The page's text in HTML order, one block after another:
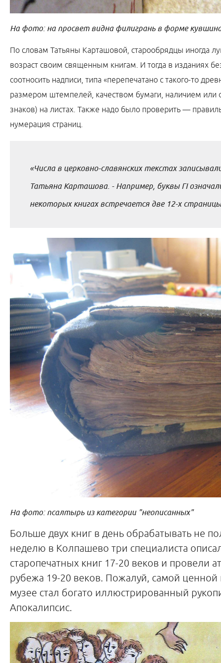
На фото: на просвет видна филигрань в форме
По словам Татьяны Карташовой, старообрядцы иногда
возраст своим священным книгам. И тогда в изданиях
соотносить надписи, типа «перепечатано с такого-то
размером штемпелей, качеством бумаги, наличием или
знаков) на листах. Также надо было проверить —
нумерация страниц.
«Числа в церковно-славянских текстах
Татьяна Карташова. - Например, буквы ГI
некоторых книгах встречается две 12-х
На фото: псалтырь из категории "неописанных"
Больше двух книг в день обрабатывать не
неделю в Колпашево три специалиста
старопечатных книг 17-20 веков и провели
рубежа 19-20 веков. Пожалуй, самой
музее стал богато иллюстрированный
Апокалипсис.